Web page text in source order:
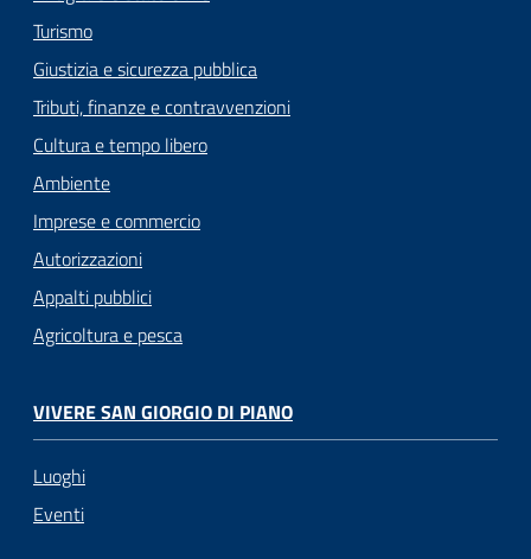
Turismo
Giustizia e sicurezza pubblica
Tributi, finanze e contravvenzioni
Cultura e tempo libero
Ambiente
Imprese e commercio
Autorizzazioni
Appalti pubblici
Agricoltura e pesca
VIVERE SAN GIORGIO DI PIANO
Luoghi
Eventi